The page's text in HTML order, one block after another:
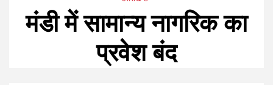
मंडी में सामान्य नागरिक का
प्रवेश बंद